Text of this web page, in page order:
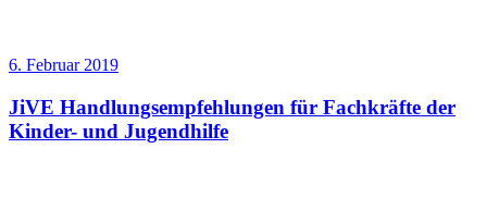
6. Februar 2019
JiVE Handlungsempfehlungen für Fachkräfte der
Kinder- und Jugendhilfe